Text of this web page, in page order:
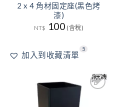
2 x 4 角材固定座(黑色烤
漆)
NT$ 100 (含稅)
加入到收藏清單
5
加入
1